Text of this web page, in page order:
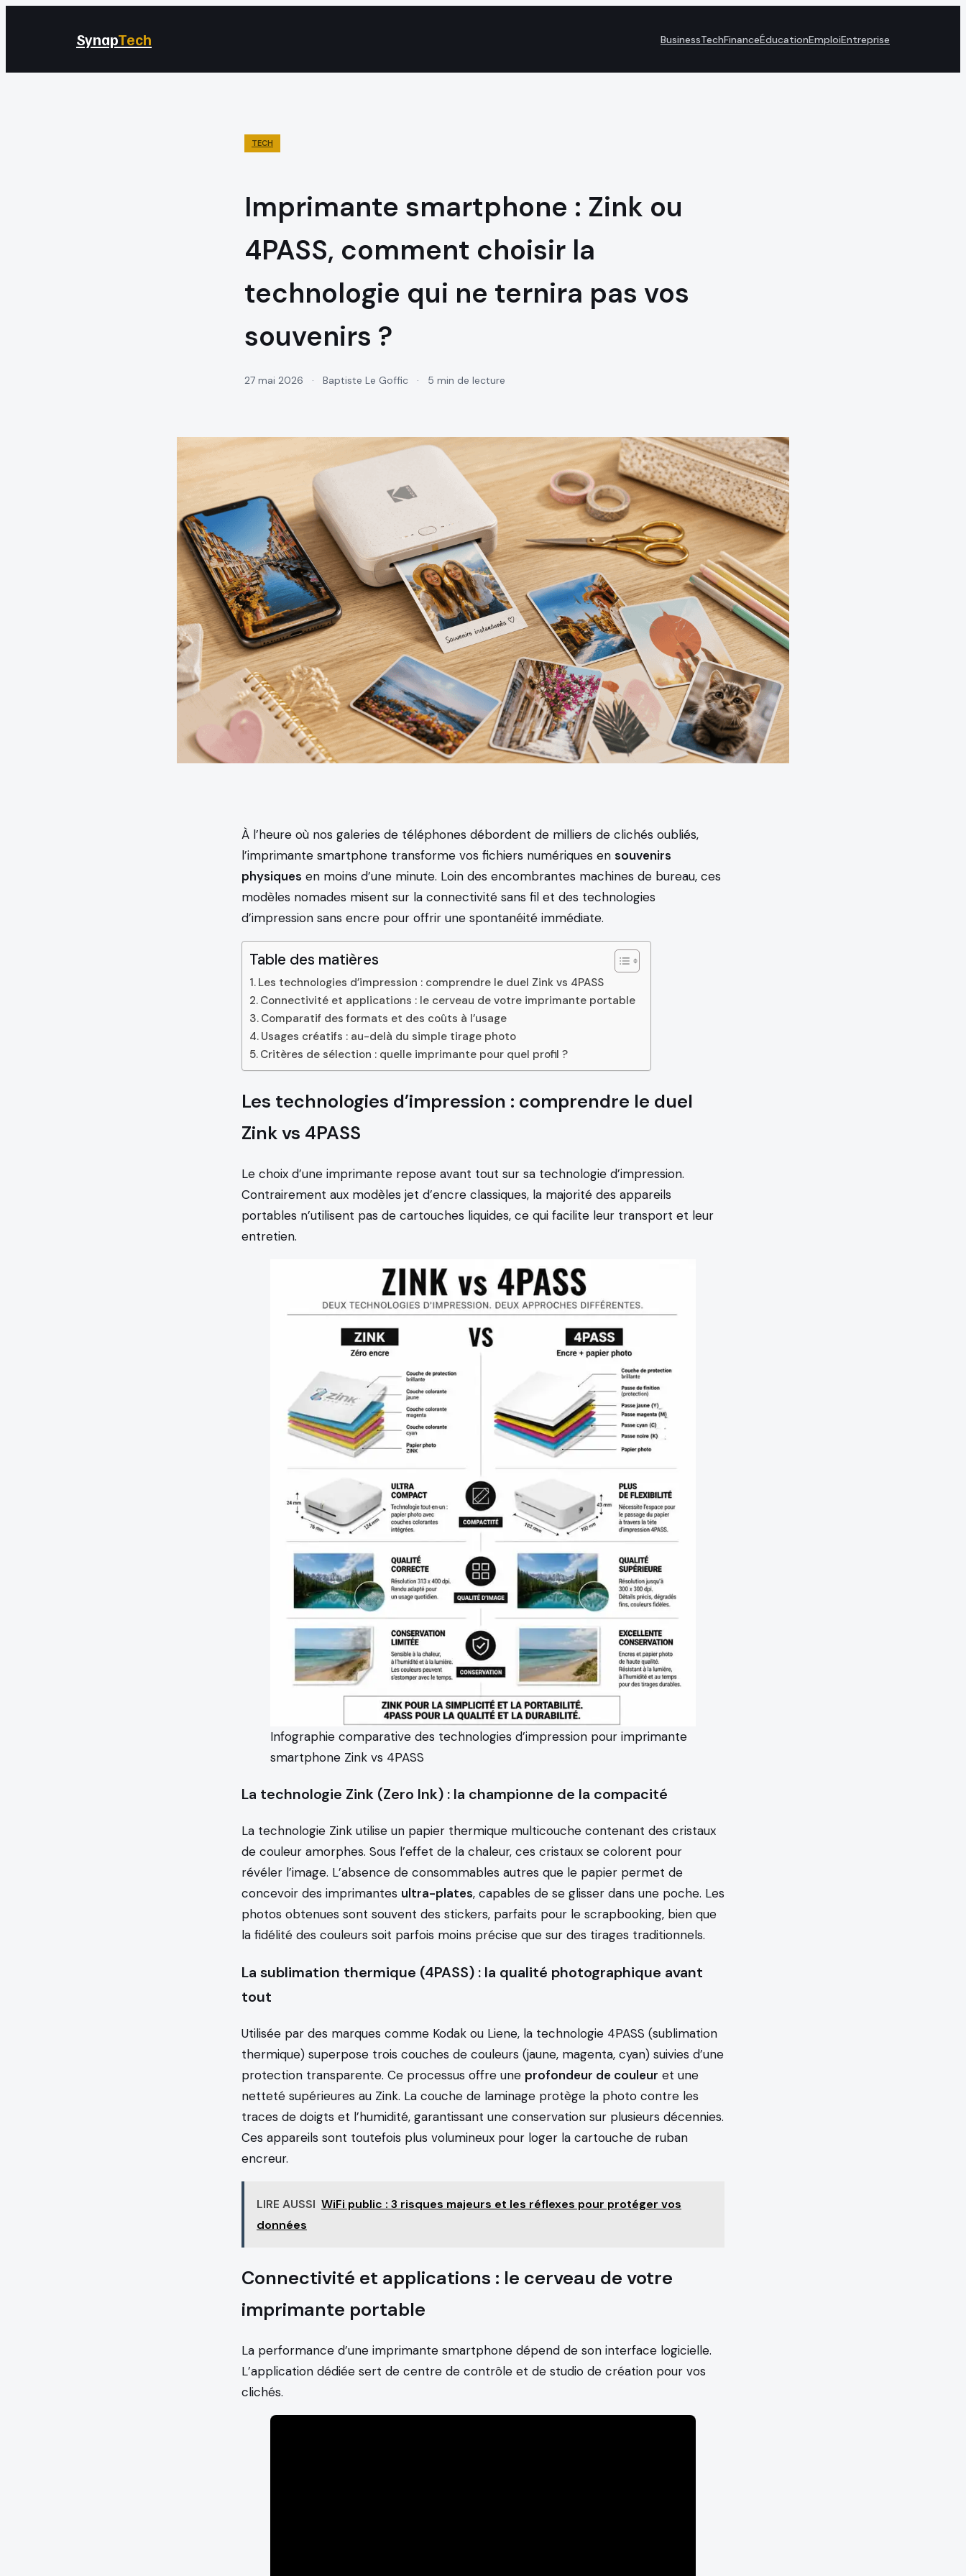
SynapTech BusinessTechFinanceÉducationEmploiEntreprise
TECH
Imprimante smartphone : Zink ou
4PASS, comment choisir la
technologie qui ne ternira pas vos
souvenirs ?
27 mai 2026 · Baptiste Le Goffic · 5 min de lecture
À l’heure où nos galeries de téléphones débordent de milliers de clichés oubliés,
l’imprimante smartphone transforme vos fichiers numériques en souvenirs
physiques en moins d’une minute. Loin des encombrantes machines de bureau, ces
modèles nomades misent sur la connectivité sans fil et des technologies
d’impression sans encre pour offrir une spontanéité immédiate.
Table des matières
Les technologies d’impression : comprendre le duel Zink vs 4PASS
Connectivité et applications : le cerveau de votre imprimante portable
Comparatif des formats et des coûts à l’usage
Usages créatifs : au-delà du simple tirage photo
Critères de sélection : quelle imprimante pour quel profil ?
Les technologies d’impression : comprendre le duel
Zink vs 4PASS
Le choix d’une imprimante repose avant tout sur sa technologie d’impression.
Contrairement aux modèles jet d’encre classiques, la majorité des appareils
portables n’utilisent pas de cartouches liquides, ce qui facilite leur transport et leur
entretien.
Infographie comparative des technologies d’impression pour imprimante
smartphone Zink vs 4PASS
La technologie Zink (Zero Ink) : la championne de la compacité
La technologie Zink utilise un papier thermique multicouche contenant des cristaux
de couleur amorphes. Sous l’effet de la chaleur, ces cristaux se colorent pour
révéler l’image. L’absence de consommables autres que le papier permet de
concevoir des imprimantes ultra-plates, capables de se glisser dans une poche. Les
photos obtenues sont souvent des stickers, parfaits pour le scrapbooking, bien que
la fidélité des couleurs soit parfois moins précise que sur des tirages traditionnels.
La sublimation thermique (4PASS) : la qualité photographique avant
tout
Utilisée par des marques comme Kodak ou Liene, la technologie 4PASS (sublimation
thermique) superpose trois couches de couleurs (jaune, magenta, cyan) suivies d’une
protection transparente. Ce processus offre une profondeur de couleur et une
netteté supérieures au Zink. La couche de laminage protège la photo contre les
traces de doigts et l’humidité, garantissant une conservation sur plusieurs décennies.
Ces appareils sont toutefois plus volumineux pour loger la cartouche de ruban
encreur.
LIRE AUSSI WiFi public : 3 risques majeurs et les réflexes pour protéger vos
données
Connectivité et applications : le cerveau de votre
imprimante portable
La performance d’une imprimante smartphone dépend de son interface logicielle.
L’application dédiée sert de centre de contrôle et de studio de création pour vos
clichés.